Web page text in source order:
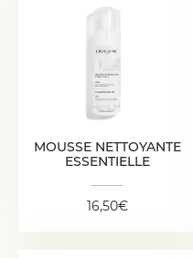
MOUSSE NETTOYANTE
ESSENTIELLE
16,50€
ESSENTIELLE
16,50€